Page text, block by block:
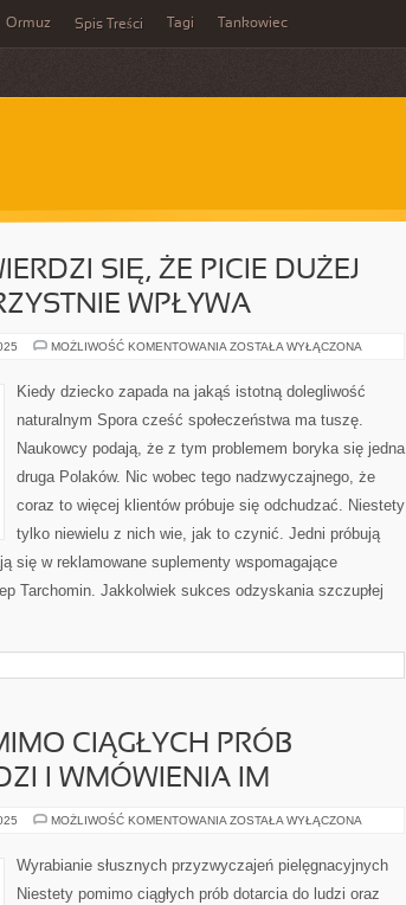
Ormuz Spis Treści Tagi Tankowiec
SIĘ, ŻE PICIE DUŻEJ
WPŁYWA
MOŻLIWOŚĆ KOMENTOWANIA POWSZECHNIE
ŻE
PICIE
ILOŚCI
KORZYSTNIE
ZOSTAŁA WYŁĄCZONA
Kiedy dziecko zapada na jakąś istotną dolegliwość
naturalnym Spora cześć społeczeństwa ma tuszę.
Naukowcy podają, że z tym problemem boryka się jedna
druga Polaków. Nic wobec tego nadzwyczajnego, że
coraz to więcej klientów próbuje się odchudzać. Niestety
tylko niewielu z nich wie, jak to czynić. Jedni próbują
się w reklamowane suplementy wspomagające
Tarchomin. Jakkolwiek sukces odzyskania szczupłej
CIĄGŁYCH PRÓB
I WMÓWIENIA IM
MOŻLIWOŚĆ KOMENTOWANIA TO
CIĄGŁYCH
PRÓB
DO
ZOSTAŁA WYŁĄCZONA
Wyrabianie słusznych przyzwyczajeń pielęgnacyjnych
Niestety pomimo ciągłych prób dotarcia do ludzi oraz